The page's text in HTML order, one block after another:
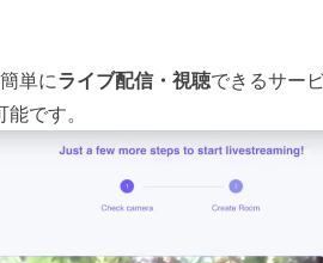
単にライブ配信・視聴できるサー
です。